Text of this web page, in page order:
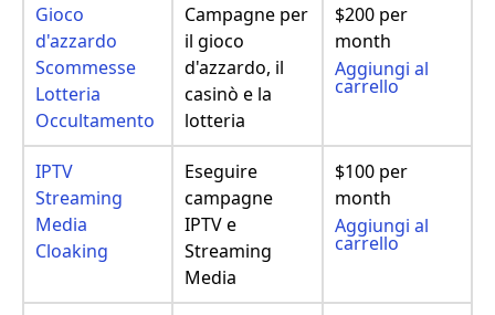
Gioco
d'azzardo
Scommesse
Lotteria
Occultamento
Campagne per
il gioco
d'azzardo, il
casinò e la
lotteria
$200 per
month
Aggiungi al
carrello
IPTV
Streaming
Media
Cloaking
Eseguire
campagne
IPTV e
Streaming
Media
$100 per
month
Aggiungi al
carrello